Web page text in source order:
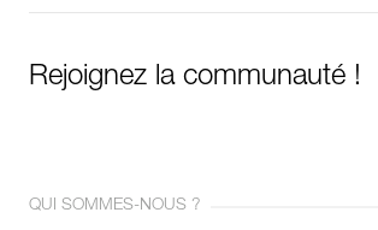
Rejoignez la communauté !
QUI SOMMES-NOUS ?